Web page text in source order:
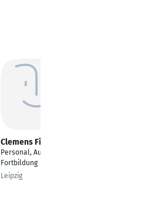
Clemens Fischer
Personal, Aus- und
Fortbildung
Leipzig